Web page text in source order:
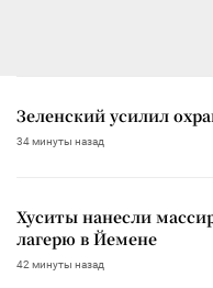
Зеленский усилил
34 минуты назад
Хуситы нанесли
лагерю в Йемене
42 минуты назад